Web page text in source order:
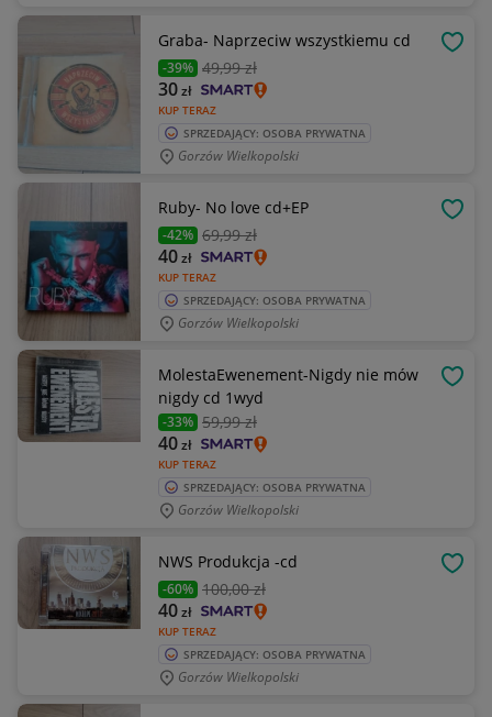
Graba- Naprzeciw wszystkiemu cd
-39% 49,99 zł
KUP TERAZ
30zł
SPRZEDAJĄCY: OSOBA PRYWATNA
Gorzów Wielkopolski
Ruby- No love cd+EP
-42% 69,99 zł
KUP TERAZ
40zł
SPRZEDAJĄCY: OSOBA PRYWATNA
Gorzów Wielkopolski
MolestaEwenement-Nigdy nie mów
nigdy cd 1wyd
-33% 59,99 zł
KUP TERAZ
40zł
SPRZEDAJĄCY: OSOBA PRYWATNA
Gorzów Wielkopolski
NWS Produkcja -cd
-60% 100,00 zł
KUP TERAZ
40zł
SPRZEDAJĄCY: OSOBA PRYWATNA
Gorzów Wielkopolski